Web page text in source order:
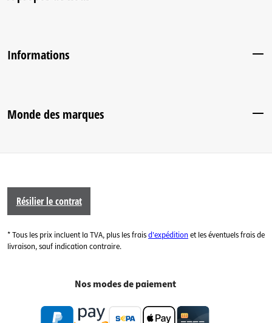
Informations
Monde des marques
Résilier le contrat
* Tous les prix incluent la TVA, plus les fraisd'expéditionet les éventuels frais de
livraison, sauf indication contraire.
Nos modes de paiement